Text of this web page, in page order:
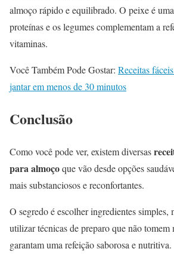
almoço rápido e equilibrado. O peixe é
proteínas e os legumes complementam a
vitaminas.
Você Também Pode Gostar: Receitas
jantar em menos de 30 minutos
Conclusão
Como você pode ver, existem diversas
para almoçoque vão desde opções
mais substanciosos e reconfortantes.
O segredo é escolher ingredientes simples,
utilizar técnicas de preparo que não tomem
garantam uma refeição saborosa e nutritiva.